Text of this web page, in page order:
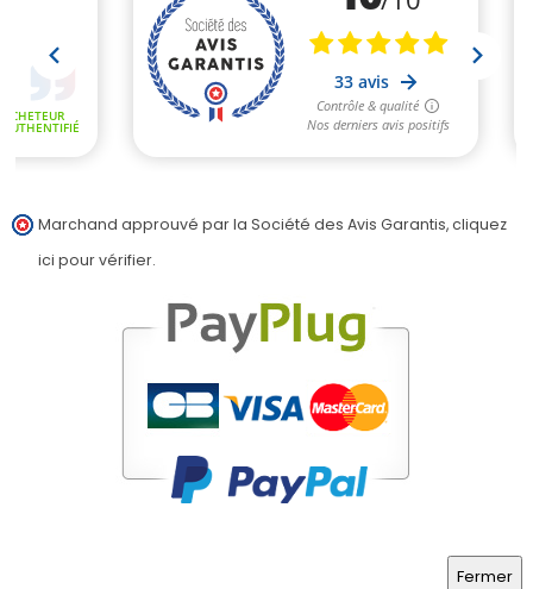
(1 avis)
Marchand approuvé par la Société des Avis Garantis,cliquez
ici pour vérifier.
Fermer